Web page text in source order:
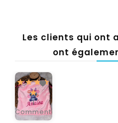
Les clients qui ont
ont
1
Commentaire(s)